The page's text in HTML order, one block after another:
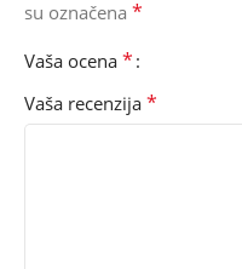
su označena *
Vaša ocena *
Vaša recenzija *